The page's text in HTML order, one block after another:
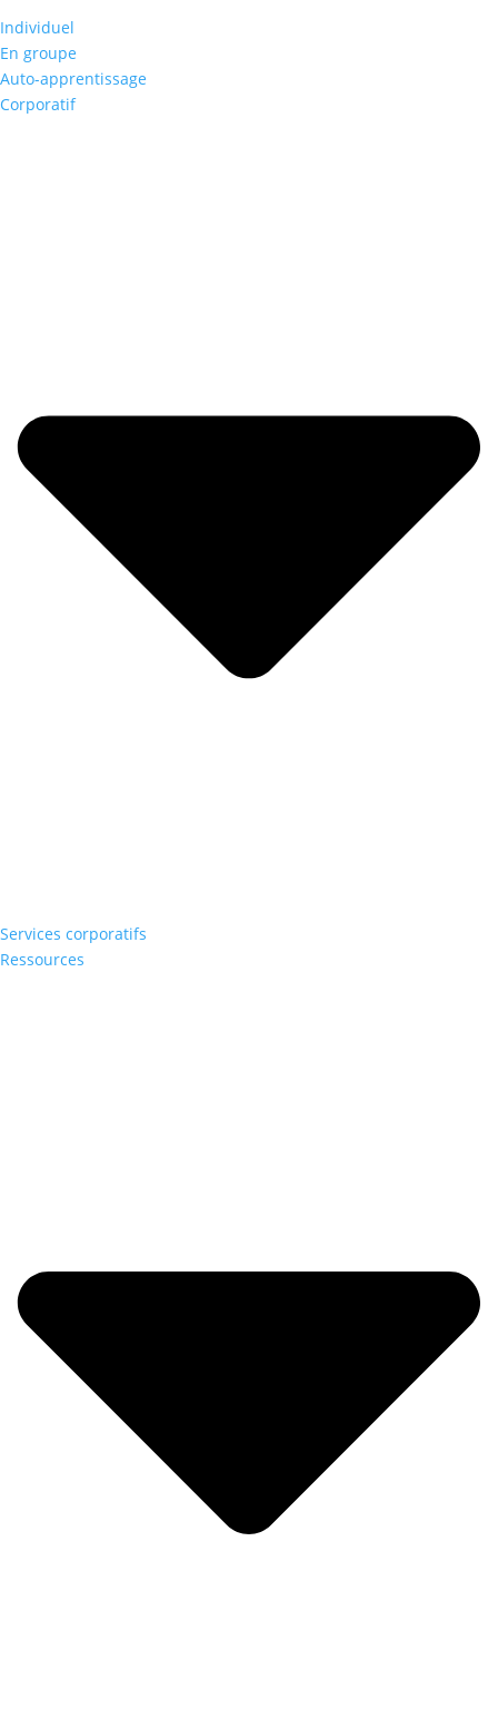
Individuel
En groupe
Auto-apprentissage
Corporatif
Services corporatifs
Ressources